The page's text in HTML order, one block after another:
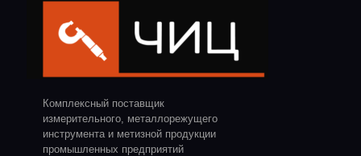
Комплексный поставщик
измерительного, металлорежущего
инструмента и метизной продукции
промышленных предприятий